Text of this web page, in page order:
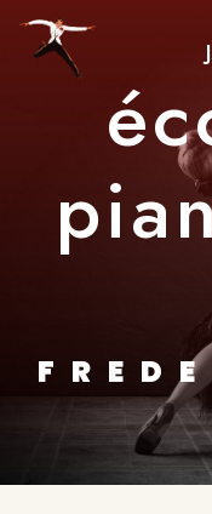
Panneau de gestion